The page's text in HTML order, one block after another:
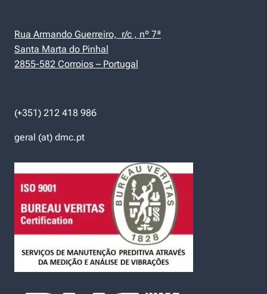
Rua Armando Guerreiro, r/c , nº 7ª
Santa Marta do Pinhal
2855-582 Corroios – Portugal
(+351) 212 418 986
geral (at) dmc.pt